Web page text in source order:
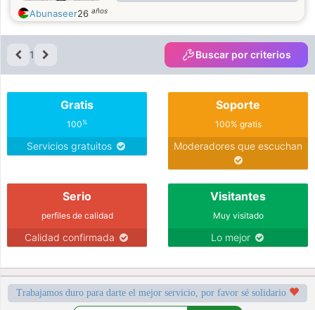
Abunaseer26 años
1 Buscar por criterios
Gratis
100%
Servicios gratuitos
Soporte
100% gratis
Moderadores que escuchan
Serio
perfiles de calidad
Calidad confirmada
Visitantes
Muy visitado
Lo mejor
Trabajamos duro para darte el mejor servicio, por favor sé solidario